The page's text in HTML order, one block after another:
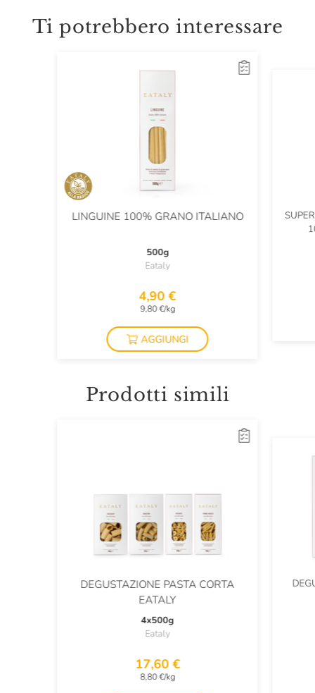
Ti potrebbero interessare
LINGUINE 100% GRANO ITALIANO
500g
Eataly
4,90 €
9,80 €/kg
AGGIUNGI
Prodotti simili
DEGUSTAZIONE PASTA CORTA
EATALY
4x500g
Eataly
17,60 €
8,80 €/kg